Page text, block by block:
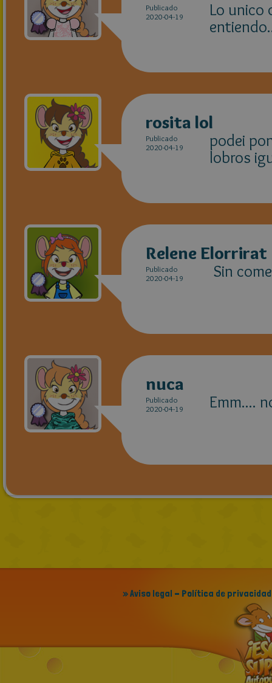
Publicado
2020-04-19
Lo unico
rosita lol
Publicado
2020-04-19
podei
lobros
Relene Elorrirat
Publicado
2020-04-19
Sin
nuca
Publicado
2020-04-19
Emm....
» Aviso legal - Política de privacidad